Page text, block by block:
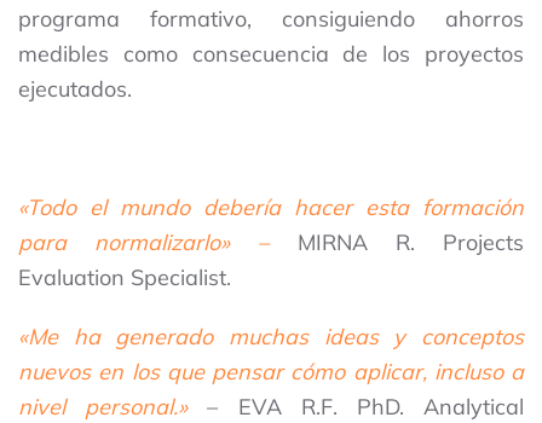
programa formativo, consiguiendo ahorros
medibles como consecuencia de los proyectos
ejecutados.
«Todo el mundo debería hacer esta formación
para normalizarlo» – MIRNA R. Projects
Evaluation Specialist.
«Me ha generado muchas ideas y conceptos
nuevos en los que pensar cómo aplicar, incluso a
nivel personal.»– EVA R.F. PhD. Analytical